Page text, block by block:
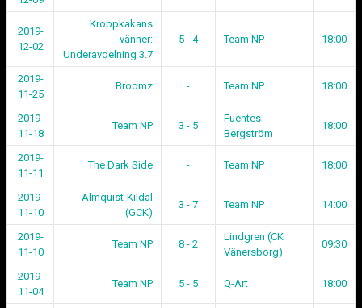
2019-
12-02
Kroppkakans
vänner:
Underavdelning 3.7
5 - 4 Team NP 18:00
2019-
11-25
Broomz - Team NP 18:00
2019-
11-18
Team NP 3 - 5
Fuentes-
Bergström
18:00
2019-
11-11
The Dark Side - Team NP 18:00
2019-
11-10
Almquist-Kildal
(GCK)
3 - 7 Team NP 14:00
2019-
11-10
Team NP 8 - 2
Lindgren (CK
Vänersborg)
09:30
2019-
11-04
Team NP 5 - 5 Q-Art 18:00